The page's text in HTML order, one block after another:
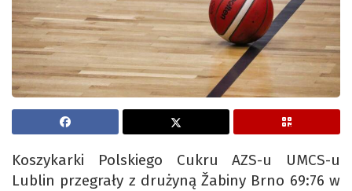
Koszykarki Polskiego Cukru AZS-u UMCS-u
Lublin przegrały z drużyną Žabiny Brno 69:76 w